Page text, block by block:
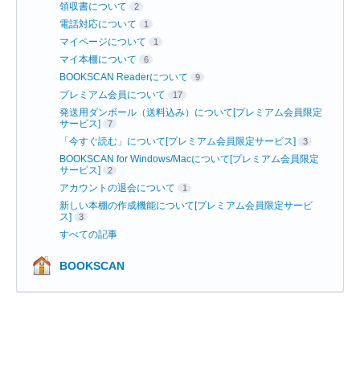
領収書について 2
電話対応について 1
マイページについて 1
マイ本棚について 6
BOOKSCAN Readerについて 9
プレミアム会員について 17
発送用ダンボール（送料込み）について[プレミアム会員限定
サービス]
7
「今すぐ読む」について[プレミアム会員限定サービス] 3
BOOKSCAN for Windows/Macについて[プレミアム会員限定
サービス]
2
アカウントの退会について 1
新しい本棚の作成機能について[プレミアム会員限定サービ
ス]
3
すべての記事
BOOKSCAN